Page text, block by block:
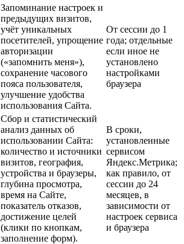
Запоминание настроек и
предыдущих визитов,
учёт уникальных
посетителей, упрощение
авторизации
(«запомнить меня»),
сохранение часового
пояса пользователя,
улучшение удобства
использования Сайта.
От сессии до 1
года; отдельные
если иное не
установлено
настройками
браузера
Сбор и статистический
анализ данных об
использовании Сайта:
количество и источники
визитов, география,
устройства и браузеры,
глубина просмотра,
время на Сайте,
показатель отказов,
достижение целей
(клики по кнопкам,
заполнение форм).
В сроки,
установленные
сервисом
Яндекс.Метрика;
как правило, от
сессии до 24
месяцев, в
зависимости от
настроек сервиса
и браузера